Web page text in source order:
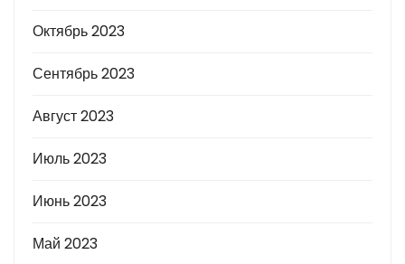
Октябрь 2023
Сентябрь 2023
Август 2023
Июль 2023
Июнь 2023
Май 2023